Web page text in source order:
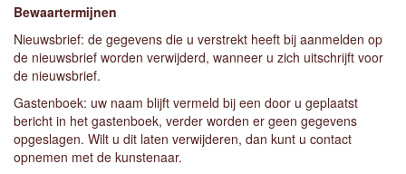
Bewaartermijnen
Nieuwsbrief: de gegevens die u verstrekt heeft bij aanmelden op
de nieuwsbrief worden verwijderd, wanneer u zich uitschrijft voor
de nieuwsbrief.
Gastenboek: uw naam blijft vermeld bij een door u geplaatst
bericht in het gastenboek, verder worden er geen gegevens
opgeslagen. Wilt u dit laten verwijderen, dan kunt u contact
opnemen met de kunstenaar.